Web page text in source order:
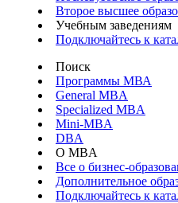
Второе высшее
Учебным заведениям
Подключайтесь к
Поиск
Программы МВА
General MBA
Specialized MBA
Mini-MBA
DBA
О MBA
Все о бизнес-
Дополнительное
Подключайтесь к